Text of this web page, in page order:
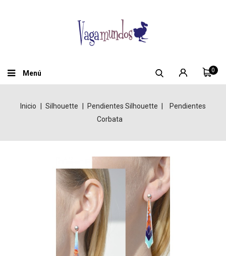
0
Menú
Inicio Silhouette Pendientes Silhouette
Pendientes
Corbata